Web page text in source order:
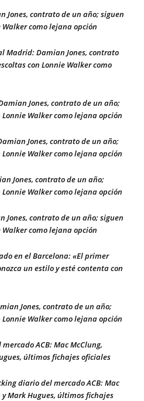
Jones, contrato de un año; siguen
como lejana opción
Madrid: Damian Jones, contrato
con Lonnie Walker como
Jones, contrato de un año;
Walker como lejana opción
Jones, contrato de un año;
Walker como lejana opción
Jones, contrato de un año;
Walker como lejana opción
Jones, contrato de un año; siguen
como lejana opción
en el Barcelona: «El primer
un estilo y esté contenta con
Jones, contrato de un año;
Walker como lejana opción
ACB: Mac McClung,
últimos fichajes oficiales
diario del mercado ACB: Mac
y Mark Hugues, últimos fichajes